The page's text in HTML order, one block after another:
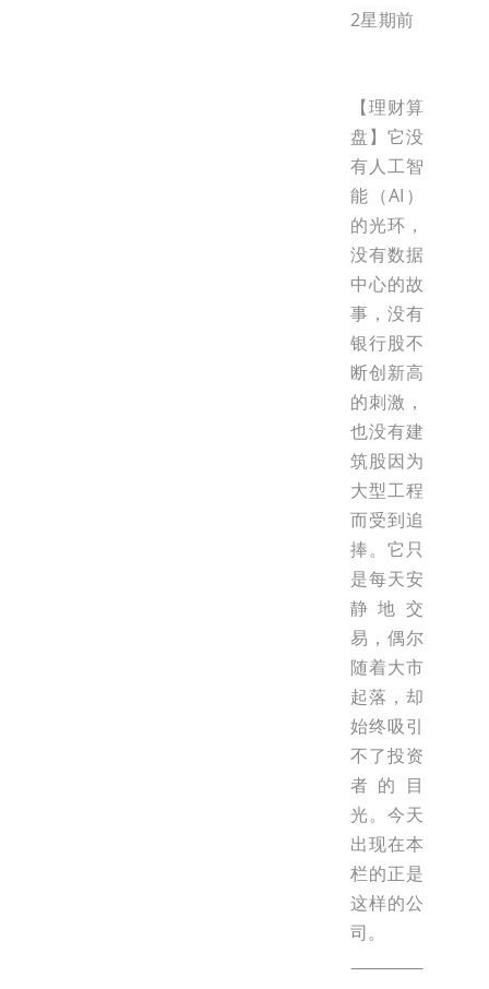
2星期前
【理财算
盘】它没
有人工智
能（AI）
的光环，
没有数据
中心的故
事，没有
银行股不
断创新高
的刺激，
也没有建
筑股因为
大型工程
而受到追
捧。它只
是每天安
静地交
易，偶尔
随着大市
起落，却
始终吸引
不了投资
者的目
光。今天
出现在本
栏的正是
这样的公
司。